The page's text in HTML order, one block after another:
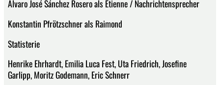
Álvaro José Sánchez Rosero als Etienne / Nachrichtensprecher
Konstantin Pfrötzschner als Raimond
Statisterie
Henrike Ehrhardt, Emilia Luca Fest, Uta Friedrich, Josefine
Garlipp, Moritz Godemann, Eric Schnerr